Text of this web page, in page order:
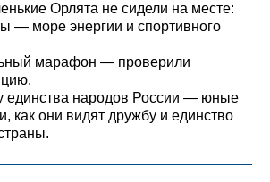
Орлята не сидели на месте:
— море энергии и спортивного
марафон — проверили
единства народов России — юные
как они видят дружбу и единство